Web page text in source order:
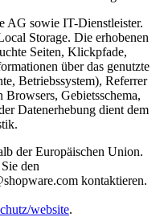
AG sowie IT-Dienstleister.
Storage. Die erhobenen
Seiten, Klickpfade,
über das genutzte
Betriebssystem), Referrer
Gebietsschema,
Datenerhebung dient dem
der Europäischen Union.
den
kontaktieren.
website.